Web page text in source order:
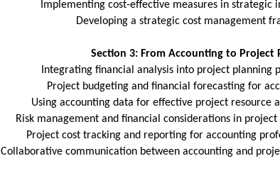
Implementing cost-effective measures in strategic
Developing a strategic cost management
Section 3: From Accounting to Project
Integrating financial analysis into project planning
Project budgeting and financial forecasting for
Using accounting data for effective project resource
Risk management and financial considerations in
Project cost tracking and reporting for accounting
Collaborative communication between accounting and